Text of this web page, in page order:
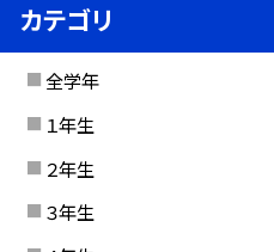
カテゴリ
全学年
１年生
２年生
３年生